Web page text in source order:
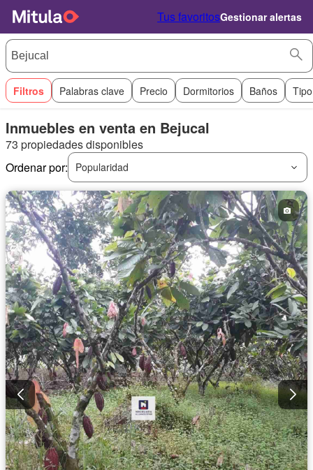
Tus favoritosGestionar alertas
Filtros Palabras clave Precio Dormitorios Baños
Inmuebles en venta en Bejucal
73 propiedades disponibles
Ordenar por:
Popularidad